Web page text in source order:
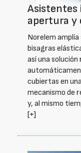
Asistentes
apertura y
Norelem
bisagras
así una
cubiertas en
mecanismo de
y, al mismo
[+]